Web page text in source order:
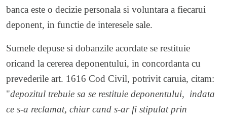
banca este o decizie personala si voluntara a fiecarui
deponent, in functie de interesele sale.
Sumele depuse si dobanzile acordate se restituie
oricand la cererea deponentului, in concordanta cu
prevederile art. 1616 Cod Civil, potrivit caruia, citam:
"depozitul trebuie sa se restituie deponentului, indata
ce s-a reclamat, chiar cand s-ar fi stipulat prin